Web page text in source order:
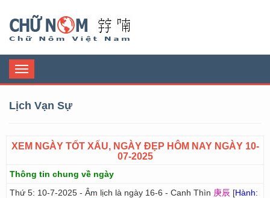
Toggle
navigation
Lịch Vạn Sự
XEM NGÀY TỐT XẤU, NGÀY ĐẸP HÔM NAY NGÀY 10-
07-2025
Thông tin chung về ngày
Thứ 5: 10-7-2025 - Âm lịch là ngày 16-6 - Canh Thìn 庚辰 [Hành: